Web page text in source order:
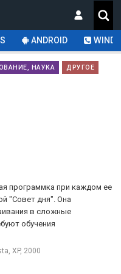
ANDROID
НАУКА ДРУГОЕ
программка при каждом ее
"Совет дня". Она
в сложные
обучения
XP, 2000